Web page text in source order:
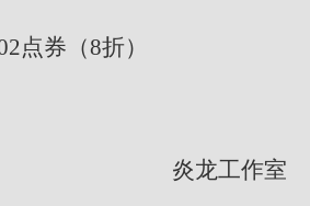
点券（8折）
炎龙工作室